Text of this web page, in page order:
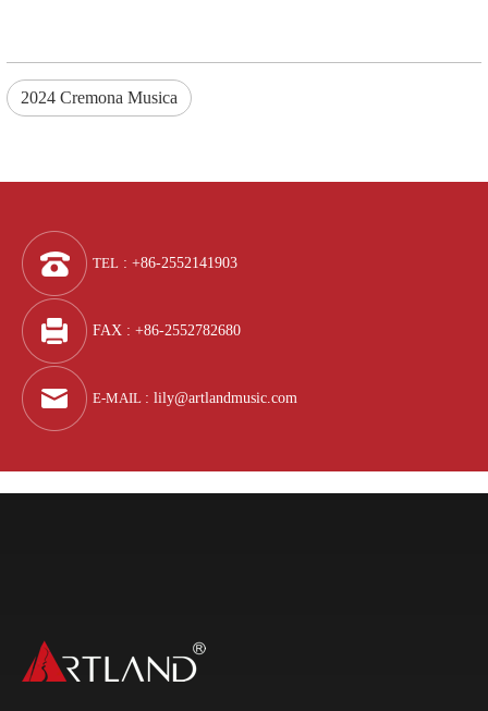
2024 Cremona Musica
TEL : +86-2552141903
FAX : +86-2552782680
E-MAIL : lily@artlandmusic.com